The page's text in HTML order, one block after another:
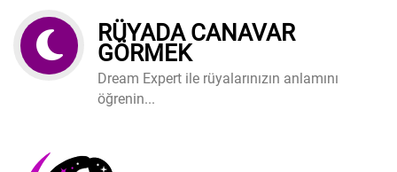
RÜYADA CANAVAR
GÖRMEK
Dream Expert ile rüyalarınızın anlamını
öğrenin...